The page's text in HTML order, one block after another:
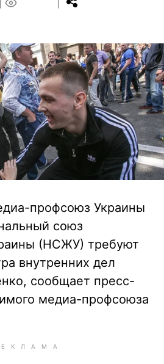
профсоюз Украины
союз
(НСЖУ) требуют
внутренних дел
сообщает пресс-
медиа-профсоюза